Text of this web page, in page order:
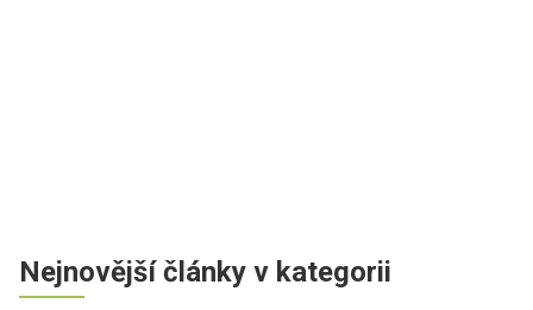
Nejnovější články v kategorii